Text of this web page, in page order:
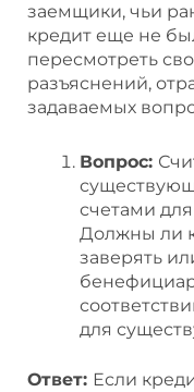
заемщики, чьи
кредит еще не
пересмотреть
разъяснений,
задаваемых
Вопрос:
счетами
Должны ли
заверять
для
Ответ: Если